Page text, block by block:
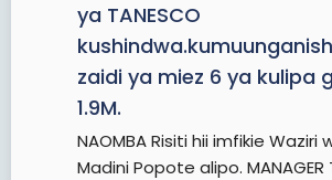
ya TANESCO
zaidi ya miez 6 ya kulipa
1.9M.
NAOMBA Risiti hii imfikie Waziri
Madini Popote alipo. MANAGER